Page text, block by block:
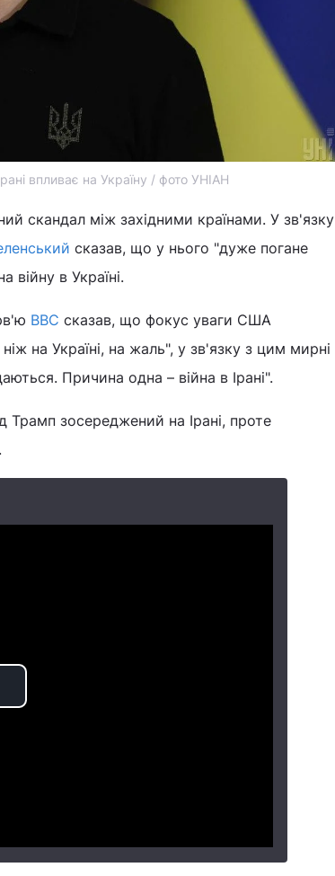
впливає на Україну / фото УНІАН
скандал між західними країнами. У зв'язку
сказав, що у нього "дуже погане
війну в Україні.
BBC сказав, що фокус уваги США
на Україні, на жаль", у зв'язку з цим мирні
Причина одна – війна в Ірані".
зосереджений на Ірані, проте